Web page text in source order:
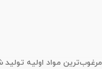
مرغوب‌ترین مواد اولیه